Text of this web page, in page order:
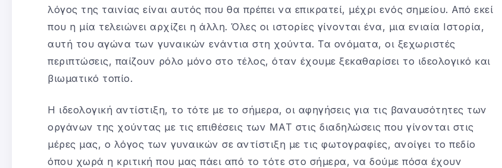
λόγος της ταινίας είναι αυτός που θα πρέπει να επικρατεί, μέχρι ενός σημείου. Από εκεί
που η μία τελειώνει αρχίζει η άλλη. Όλες οι ιστορίες γίνονται ένα, μια ενιαία Ιστορία,
αυτή του αγώνα των γυναικών ενάντια στη χούντα. Τα ονόματα, οι ξεχωριστές
περιπτώσεις, παίζουν ρόλο μόνο στο τέλος, όταν έχουμε ξεκαθαρίσει το ιδεολογικό και
βιωματικό τοπίο.
Η ιδεολογική αντίστιξη, το τότε με το σήμερα, οι αφηγήσεις για τις βαναυσότητες των
οργάνων της χούντας με τις επιθέσεις των ΜΑΤ στις διαδηλώσεις που γίνονται στις
μέρες μας, ο λόγος των γυναικών σε αντίστιξη με τις φωτογραφίες, ανοίγει το πεδίο
όπου χωρά η κριτική που μας πάει από το τότε στο σήμερα, να δούμε πόσα έχουν